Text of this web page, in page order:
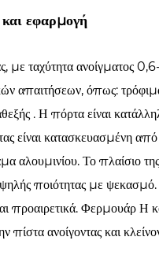
εφαρμογή
με ταχύτητα ανοίγματος
απαιτήσεων, όπως:
. Η πόρτα είναι
είναι κατασκευασμένη
αλουμινίου. Το πλαίσιο
ποιότητας με
προαιρετικά. Φερμουάρ
ανοίγοντας και